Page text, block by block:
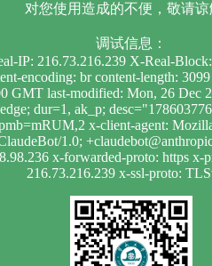
对您使用造成的不便，敬请谅
调试信息：
IP: 216.73.216.239 X-Real-
encoding: br content-length:
last-modified: Mon, 26 Dec
dur=1, ak_p;
x-client-agent:
1.0;
x-forwarded-proto: https
216.73.216.239 x-ssl-proto: